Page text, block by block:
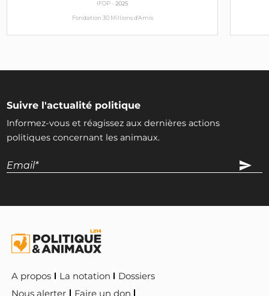
IFOP -2025
Fondation 30 Millions d'Amis
Suivre l'actualité politique
Informez-vous et réagissez aux dernières actions
politiques concernant les animaux.
A propos La notation
Dossiers
Nous alerter
Faire un don